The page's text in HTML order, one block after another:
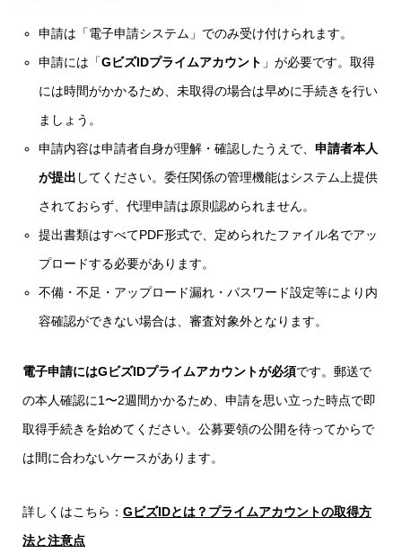
申請は「電子申請システム」でのみ受け付けられます。
申請には「GビズIDプライムアカウント 」が必要です。取得
には時間がかかるため、未取得の場合は早めに手続きを行い
ましょう。
申請内容は申請者自身が理解・確認したうえで、申請者本人
が提出 してください。委任関係の管理機能はシステム上提供
されておらず、代理申請は原則認められません。
提出書類はすべてPDF形式で、定められたファイル名でアッ
プロードする必要があります。
不備・不足・アップロード漏れ・パスワード設定等により内
容確認ができない場合は、審査対象外となります。
電子申請にはGビズIDプライムアカウントが必須です。郵送で
の本人確認に1〜2週間かかるため、申請を思い立った時点で即
取得手続きを始めてください。公募要領の公開を待ってからで
は間に合わないケースがあります。
詳しくはこちら： GビズIDとは？プライムアカウントの取得方
法と注意点